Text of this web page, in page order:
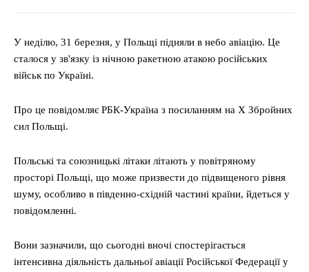
У неділю, 31 березня, у Польщі підняли в небо авіацію. Це
сталося у зв'язку із нічною ракетною атакою російських
військ по Україні.
Про це повідомляє РБК-Україна з посиланням на X Збройних
сил Польщі.
Польські та союзницькі літаки літають у повітряному
просторі Польщі, що може призвести до підвищеного рівня
шуму, особливо в південно-східній частині країни, йдеться у
повідомленні.
Вони зазначили, що сьогодні вночі спостерігається
інтенсивна діяльність дальньої авіації Російської Федерації у